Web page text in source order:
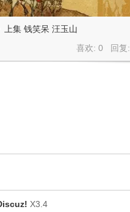
上集 钱笑呆 汪玉山
喜欢: 0 回复:
X3.4